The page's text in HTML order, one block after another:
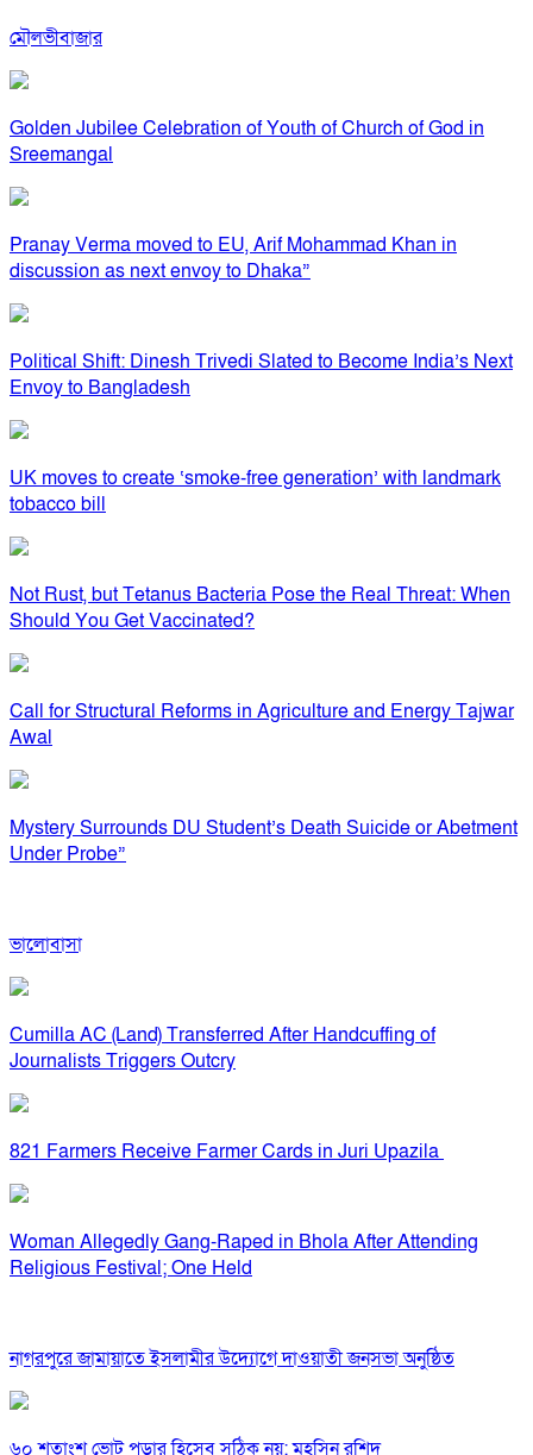
মৌলভীবাজার
Golden Jubilee Celebration of Youth of Church of God in
Sreemangal
Pranay Verma moved to EU, Arif Mohammad Khan in
discussion as next envoy to Dhaka”
Political Shift: Dinesh Trivedi Slated to Become India’s Next
Envoy to Bangladesh
UK moves to create ‘smoke-free generation’ with landmark
tobacco bill
Not Rust, but Tetanus Bacteria Pose the Real Threat: When
Should You Get Vaccinated?
Call for Structural Reforms in Agriculture and Energy Tajwar
Awal
Mystery Surrounds DU Student’s Death Suicide or Abetment
Under Probe”
ভালোবাসা
Cumilla AC (Land) Transferred After Handcuffing of
Journalists Triggers Outcry
821 Farmers Receive Farmer Cards in Juri Upazila
Woman Allegedly Gang-Raped in Bhola After Attending
Religious Festival; One Held
নাগরপুরে জামায়াতে ইসলামীর উদ্যোগে দাওয়াতী জনসভা অনুষ্ঠিত
৬০ শতাংশ ভোট পড়ার হিসেব সঠিক নয়: মহসিন রশিদ